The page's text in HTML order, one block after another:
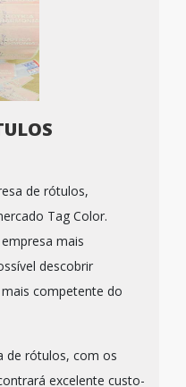
de rótulos,
Tag Color.
mais
descobrir
competente do
de rótulos, com os
excelente custo-